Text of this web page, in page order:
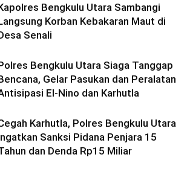
Bengkulu Utara Sambangi
Korban Kebakaran Maut di
Senali
Bengkulu Utara Siaga Tanggap
Gelar Pasukan dan Peralatan
El-Nino dan Karhutla
Karhutla, Polres Bengkulu Utara
Sanksi Pidana Penjara 15
dan Denda Rp15 Miliar